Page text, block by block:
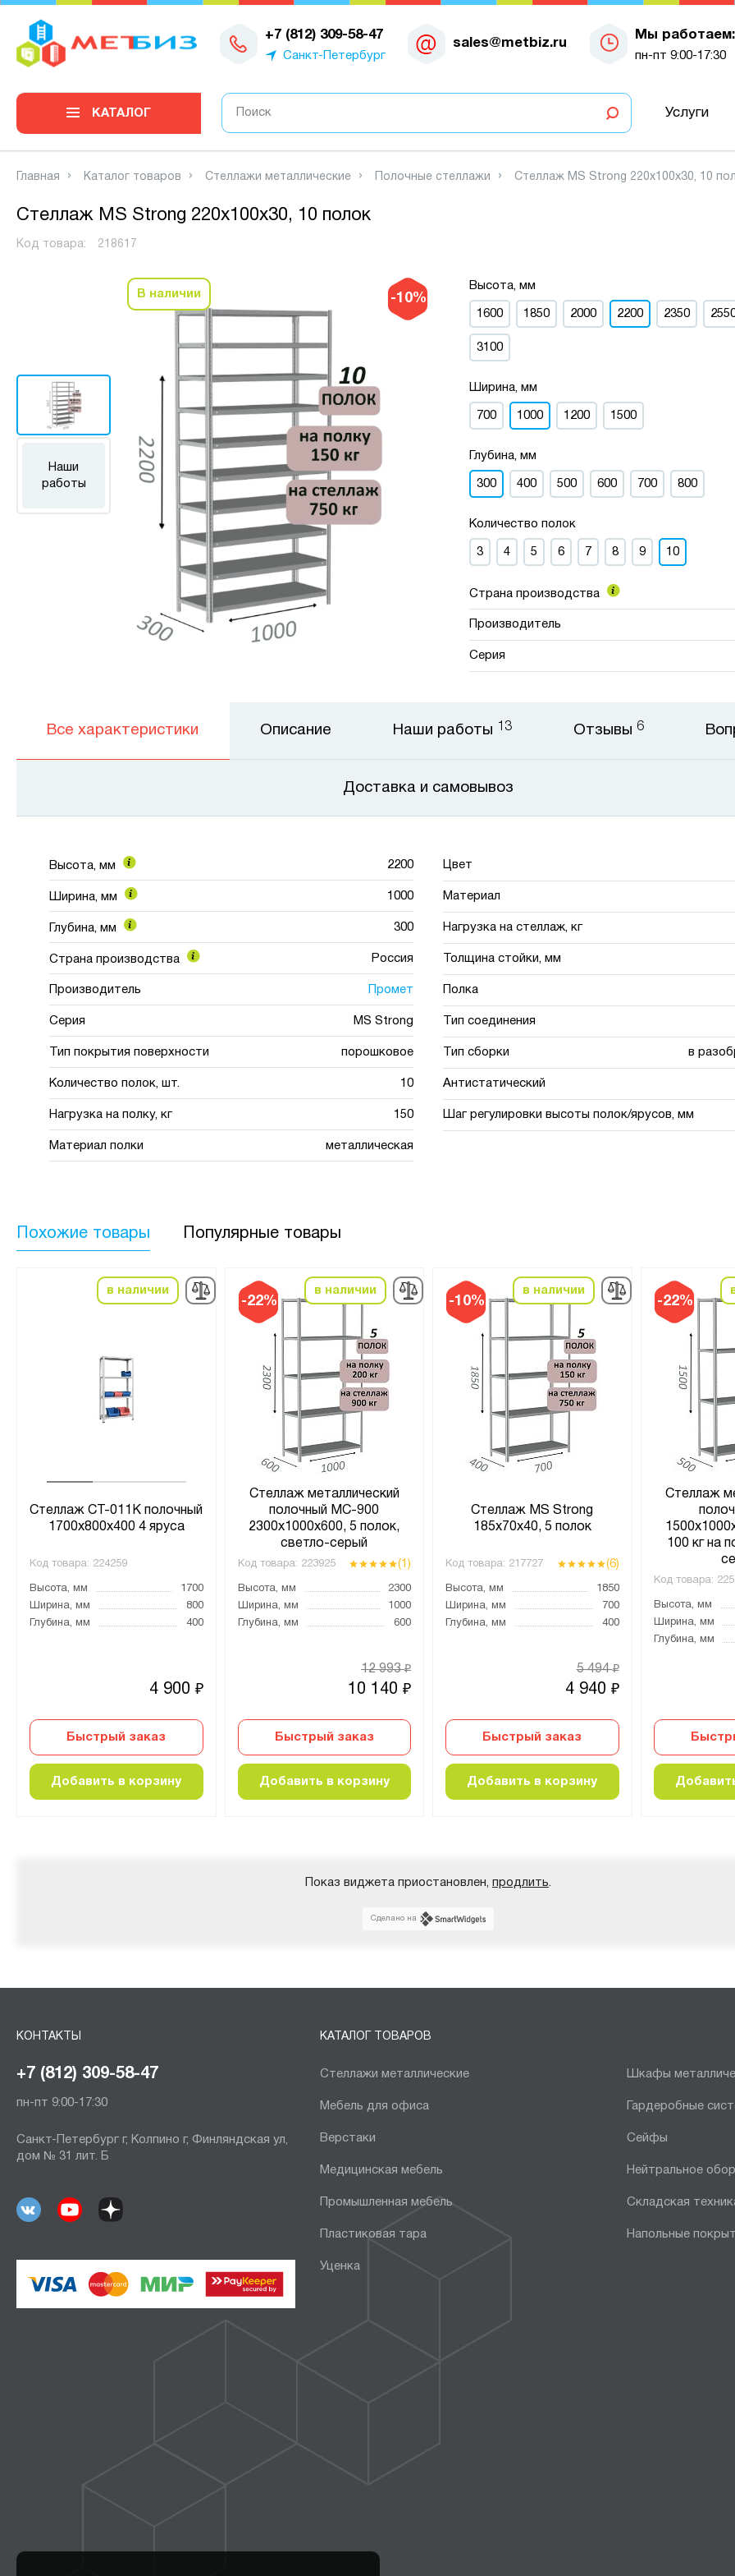
+7 (812) 309-58-47
Санкт-Петербург
sales@metbiz.ru
Мы работаем:
пн-пт 9:00-17:30
0
КАТАЛОГ Услуги
Главная Каталог товаров Стеллажи металлические Полочные стеллажи Стеллаж MS Strong 220х100х30, 10
Стеллаж MS Strong 220х100х30, 10 полок
Код товара: 218617
-10%
Наши
работы
В наличии
Высота, мм
1600 1850 2000 2200 2350
3100
Ширина, мм
700 1000 1200 1500
Глубина, мм
300 400 500 600 700 800
Количество полок
3 4 5 6 7 8 9 10
Страна производства
Производитель
Серия
Все характеристики
Высота, мм 2200
Ширина, мм 1000
Глубина, мм 300
Страна производства Россия
Производитель Промет
Серия MS Strong
Тип покрытия поверхности порошковое
Количество полок, шт. 10
Нагрузка на полку, кг 150
Материал полки металлическая
Цвет
Материал
Нагрузка на стеллаж, кг
Толщина стойки, мм
Полка
Тип соединения
Тип сборки в
Антистатический
Шаг регулировки высоты полок/ярусов, мм
Описание Наши работы 13 Отзывы 6
Доставка и самовывоз
Похожие товары Популярные товары
в наличии
Стеллаж СТ-011К полочный
1700х800х400 4 яруса
Код товара: 224259
Высота, мм
1700
Ширина, мм
800
Глубина, мм
400
4 900 ₽
Быстрый заказ
Добавить в корзину
-22%
в наличии
Стеллаж металлический
полочный МС-900
2300х1000х600, 5 полок,
светло-серый
Код товара: 223925 (1)
Высота, мм
2300
Ширина, мм
1000
Глубина, мм
600
10 140 ₽
12 993₽
Быстрый заказ
Добавить в корзину
-10%
в наличии
Стеллаж MS Strong
185х70х40, 5 полок
Код товара: 217727 (6)
Высота, мм
1850
Ширина, мм
700
Глубина, мм
400
4 940 ₽
5 494₽
Быстрый заказ
Добавить в корзину
-22%
Стеллаж
100 кг на
Код товара:
Высота, мм
Ширина, мм
Глубина, мм
Показ виджета приостановлен, продлить
Сделано на
КОНТАКТЫ
+7 (812) 309-58-47
пн-пт 9:00-17:30
Санкт-Петербург г, Колпино г, Финляндская ул,
дом № 31 лит. Б
КАТАЛОГ ТОВАРОВ
Стеллажи металлические Шкафы
Мебель для офиса Гардеробные
Верстаки Сейфы
Медицинская мебель Нейтральное
Промышленная мебель Складская
Пластиковая тара Напольные
Уценка